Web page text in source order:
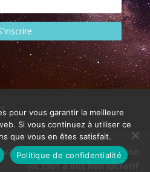
de Vaison - Association
loi 1901 à but non lucratif
pour vous garantir la meilleure
Si vous continuez à utiliser ce
que vous en êtes satisfait.
Politique de confidentialité